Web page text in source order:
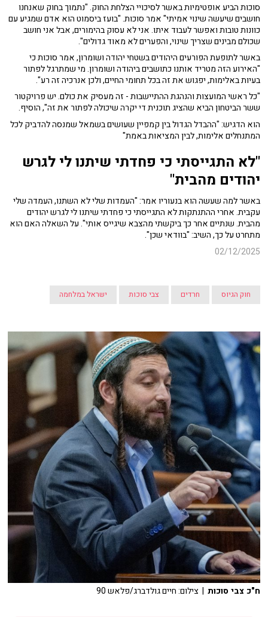
סוכות הביע אופטימיות באשר לסיכויי הצלחת החוק. "נתמוך בחוק שאנחנו
חושבים שיעשה שינוי אמיתי" אמר סוכות. "בועז ביסמוט הוא אדם שמגיע עם
כוונות טובות ואפשר לעבוד איתו. אני לא עסוק בהימורים, אבל אני חושב
שכולם מבינים שצריך שינוי, והפערים לא מאוד גדולים".
באשר לתופעת הפורעים היהודים בשטחי יהודה ושומרון, אמר סוכות כי
"האירוע הזה מטריד אותנו כתושבים ביהודה ושומרון. מי שמתרגל לפתור
בעיות באלימות, יפגוש את זה בכל תחומי החיים, ולכן אנרכיה זה רע".
"כל ראשי המועצות והנהגת ההתיישבות - זה מעסיק את כולם. יש פרויקטור
ששר הביטחון הביא שהציג תוכנית די יקרה שיכולה לפתור את זה", הוסיף.
הוא הדגיש: "ההבדל הגדול בין קמפיין שעושים בשמאל שמנסה להדביק לכל
המתנחלים אלימות, לבין המציאות באמת"
"לא התגייסתי כי פחדתי שיתנו לי לגרש
יהודים מהבית"
באשר למה שעשה הוא בנעוריו אמר: "העמדות שלי לא השתנו, העמדה שלי
עקבית. אחרי ההתנתקות לא התגייסתי כי פחדתי שיתנו לי לגרש יהודים
מהבית. שנתיים אחר כך ביקשתי מהצבא שיגייס אותי". על השאלה האם הוא
מתחרט על כך, השיב: "בוודאי שכן".
02/12/2025
חוק הגיוס חרדים צבי סוכות ישראל במלחמה
ח"כ צבי סוכות | צילום: חיים גולדברג/פלאש 90